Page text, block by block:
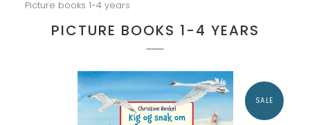
Picture books 1-4 years
PICTURE BOOKS 1-4 YEARS
SALE